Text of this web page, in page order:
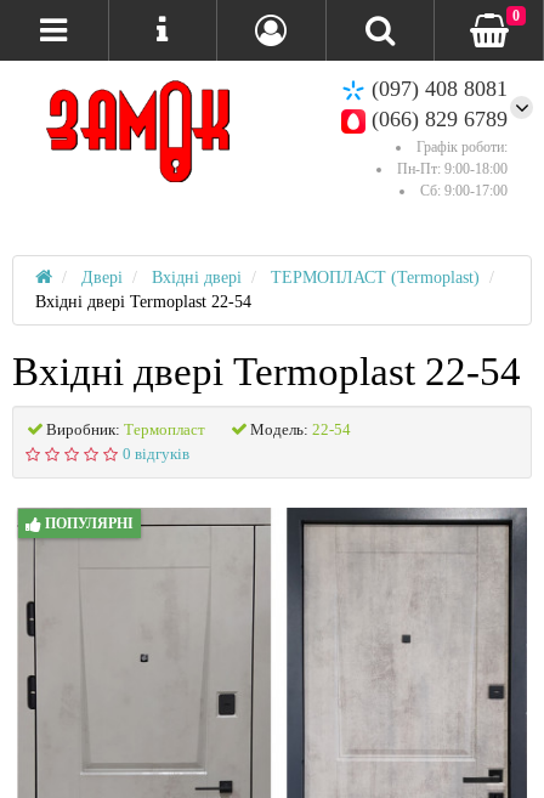
(097) 408 8081
(066) 829 6789
Графік роботи:
Пн-Пт: 9:00-18:00
Сб: 9:00-17:00
0
Двері Вхідні двері
ТЕРМОПЛАСТ (Termoplast)
Вхідні двері Termoplast 22-54
Вхідні двері Termoplast 22-54
Виробник: Термопласт Модель: 22-54
0 відгуків
ПОПУЛЯРНІ